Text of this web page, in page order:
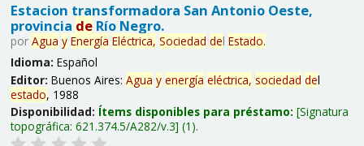
Estacion transformadora San Antonio Oeste,
provincia deRío Negro.
por Agua y Energía Eléctrica, Sociedad del Estado.
Idioma: Español
Editor: Buenos Aires: Agua y energía eléctrica, sociedad del
estado, 1988
Disponibilidad: Ítems disponibles para préstamo: Signatura
topográfica: 621.374.5/A282/v.3 (1).